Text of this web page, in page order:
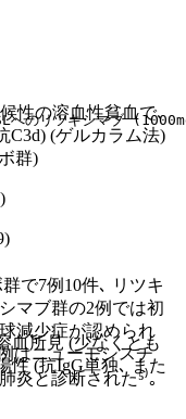
性の溶血性貧血で､
C3d) (ゲルカラム法)
血所見 (少なくとも
性 (抗IgG単独､ また
へのリツキシマブ
群)
で7例10件､ リツキ
マブ群の2例では初
減少症が認められ
はニューモシスチ
炎と診断された⁵⁾｡